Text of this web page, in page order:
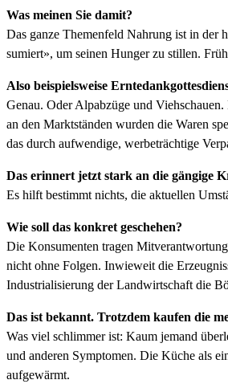
Was meinen Sie damit?
Das ganze The­men­feld Nahrung ist in der
sum­iert», um seinen Hunger zu stillen.
Also beispiel­sweise
Genau. Oder Alpa­bzüge und
an den Mark­t­stän­den wur­den die Waren
das durch aufwendi­ge, wer­be­trächtige
Das erin­nert jet­zt stark an die gängige
Es hil­ft bes­timmt nichts, die aktuellen
Wie soll das konkret geschehen?
Die Kon­sumenten tra­gen
nicht ohne Fol­gen. Inwieweit die
Indus­tri­al­isierung der Land­wirtschaft die
Das ist bekan­nt. Trotz­dem kaufen die
Was viel schlim­mer ist: Kaum jemand
und anderen Symp­tomen. Die Küche als
aufgewärmt.